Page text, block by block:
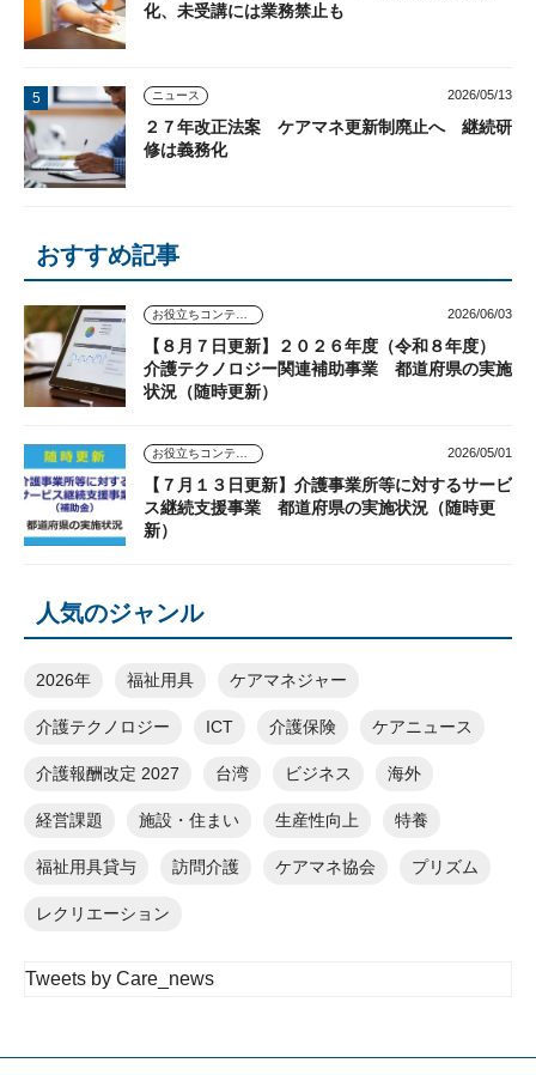
化、未受講には業務禁止も
ニュース 2026/05/13
２７年改正法案 ケアマネ更新制廃止へ 継続研
修は義務化
おすすめ記事
お役立ちコンテンツ 2026/06/03
【８月７日更新】２０２６年度（令和８年度）
介護テクノロジー関連補助事業 都道府県の実施
状況（随時更新）
お役立ちコンテンツ 2026/05/01
【７月１３日更新】介護事業所等に対するサービ
ス継続支援事業 都道府県の実施状況（随時更
新）
人気のジャンル
2026年 福祉用具 ケアマネジャー
介護テクノロジー ICT 介護保険 ケアニュース
介護報酬改定 2027 台湾 ビジネス 海外
経営課題 施設・住まい 生産性向上 特養
福祉用具貸与 訪問介護 ケアマネ協会 プリズム
レクリエーション
Tweets by Care_news